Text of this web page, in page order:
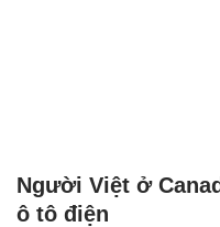
Người Việt ở
ô tô điện